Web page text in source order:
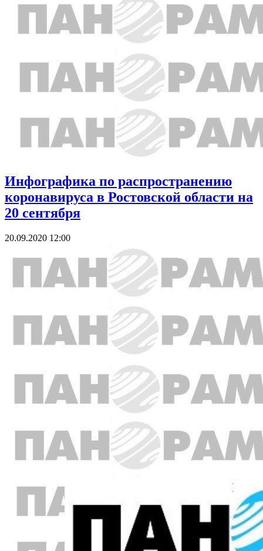
Инфографика по распространению
коронавируса в Ростовской области на
20 сентября
20.09.2020 12:00